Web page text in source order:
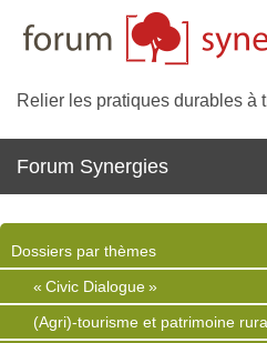
Relier les pratiques durables à
Forum Synergies
Dossiers par thèmes
« Civic Dialogue »
(Agri)-tourisme et patrimoine